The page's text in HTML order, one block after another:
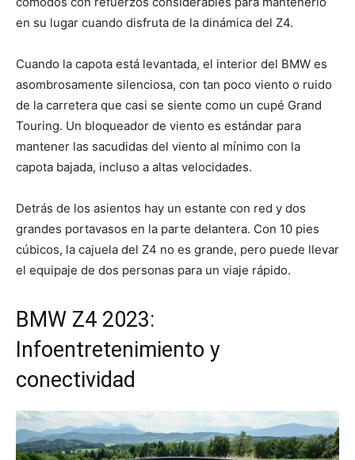
en su lugar cuando disfruta de la dinámica del Z4.
Cuando la capota está levantada, el interior del BMW es
asombrosamente silenciosa, con tan poco viento o ruido
de la carretera que casi se siente como un cupé Grand
Touring. Un bloqueador de viento es estándar para
mantener las sacudidas del viento al mínimo con la
capota bajada, incluso a altas velocidades.
Detrás de los asientos hay un estante con red y dos
grandes portavasos en la parte delantera. Con 10 pies
cúbicos, la cajuela del Z4 no es grande, pero puede llevar
el equipaje de dos personas para un viaje rápido.
BMW Z4 2023:
Infoentretenimiento y
conectividad